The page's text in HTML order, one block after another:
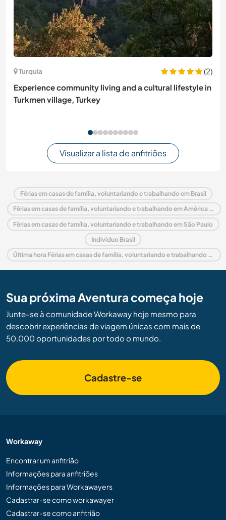
Turquia
(2)
Experience community living and a cultural lifestyle in
Turkmen village, Turkey
Visualizar a lista de anfitriões
Férias em casas de família, voluntariando e trabalhando em Brasil
Férias em casas de família, voluntariando e trabalhando em América do Sul
Férias em casas de família, voluntariando e trabalhando em São Paulo
Indivíduo Brasil
Última hora Férias em casas de família, voluntariando e trabalhando em Brasil
Sua próxima Aventura começa hoje
Junte-se à comunidade Workaway hoje mesmo para
descobrir experiências de viagem únicas com mais de
50.000 oportunidades por todo o mundo.
Cadastre-se
Workaway
Encontrar um anfitrião
Informações para anfitriões
Informações para Workawayers
Cadastrar-se como workawayer
Cadastrar-se como anfitrião